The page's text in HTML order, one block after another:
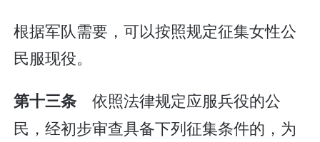
根据军队需要，可以按照规定征集女性公
民服现役。
第十三条 依照法律规定应服兵役的公
民，经初步审查具备下列征集条件的，为